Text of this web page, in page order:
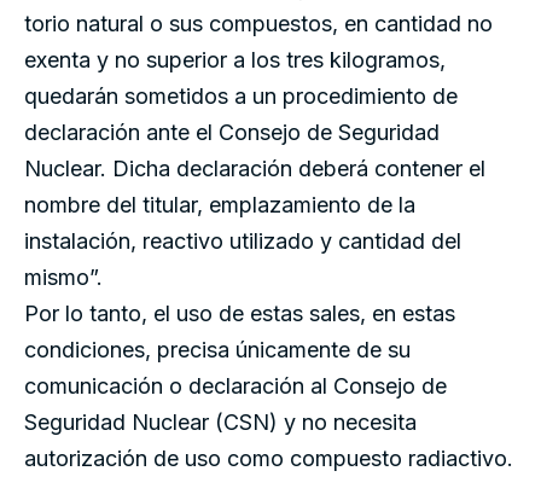
torio natural o sus compuestos, en cantidad no
exenta y no superior a los tres kilogramos,
quedarán sometidos a un procedimiento de
declaración ante el Consejo de Seguridad
Nuclear. Dicha declaración deberá contener el
nombre del titular, emplazamiento de la
instalación, reactivo utilizado y cantidad del
mismo”.
Por lo tanto, el uso de estas sales, en estas
condiciones, precisa únicamente de su
comunicación o declaración al Consejo de
Seguridad Nuclear (CSN) y no necesita
autorización de uso como compuesto radiactivo.